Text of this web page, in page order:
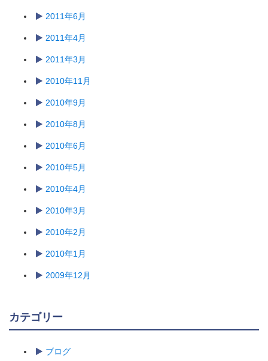
2011年6月
2011年4月
2011年3月
2010年11月
2010年9月
2010年8月
2010年6月
2010年5月
2010年4月
2010年3月
2010年2月
2010年1月
2009年12月
カテゴリー
ブログ